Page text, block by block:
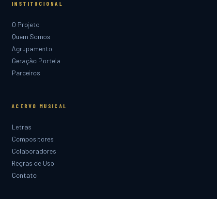
INSTITUCIONAL
O Projeto
Quem Somos
Agrupamento
Geração Portela
Parceiros
ACERVO MUSICAL
Letras
Compositores
Colaboradores
Regras de Uso
Contato